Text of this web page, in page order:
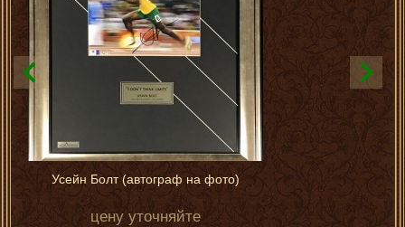
Усейн Болт (автограф на фотo)
цену уточняйте